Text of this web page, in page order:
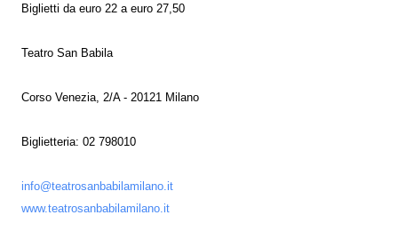
Biglietti da euro 22 a euro 27,50
Teatro San Babila
Corso Venezia, 2/A - 20121 Milano
Biglietteria: 02 798010
info@teatrosanbabilamilano.it
www.teatrosanbabilamilano.it